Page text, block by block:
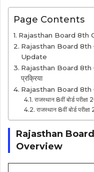
Page Contents
Rajasthan Board 8th
Rajasthan Board
Update
Rajasthan Board 8th
प्रक्रिया
Rajasthan Board 8th
राजस्थान 8वीं बोर्ड
राजस्थान 8वीं बोर्ड
Rajasthan
Overview